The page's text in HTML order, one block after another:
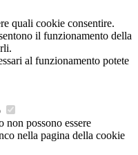
quali cookie consentire.
il funzionamento della
al funzionamento potete
non possono essere
nella pagina della cookie